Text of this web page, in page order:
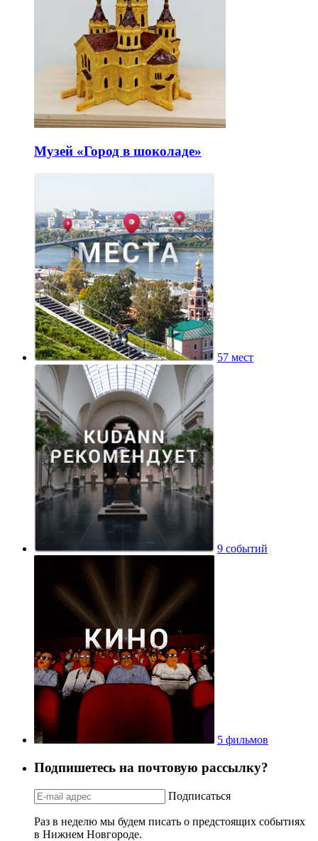
Музей «Город в шоколаде»
57 мест
9 событий
5 фильмов
Подпишетесь на почтовую рассылку?
Подписаться
Раз в неделю мы будем писать о предстоящих событиях
в Нижнем Новгороде.